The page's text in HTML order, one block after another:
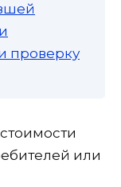
проверку
или